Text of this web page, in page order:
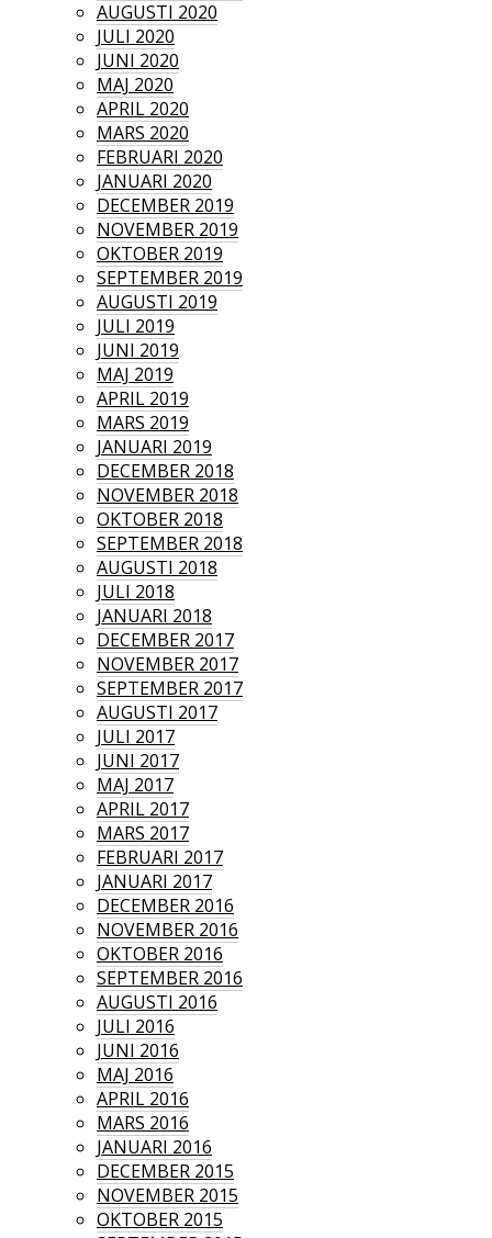
AUGUSTI 2020
JULI 2020
JUNI 2020
MAJ 2020
APRIL 2020
MARS 2020
FEBRUARI 2020
JANUARI 2020
DECEMBER 2019
NOVEMBER 2019
OKTOBER 2019
SEPTEMBER 2019
AUGUSTI 2019
JULI 2019
JUNI 2019
MAJ 2019
APRIL 2019
MARS 2019
JANUARI 2019
DECEMBER 2018
NOVEMBER 2018
OKTOBER 2018
SEPTEMBER 2018
AUGUSTI 2018
JULI 2018
JANUARI 2018
DECEMBER 2017
NOVEMBER 2017
SEPTEMBER 2017
AUGUSTI 2017
JULI 2017
JUNI 2017
MAJ 2017
APRIL 2017
MARS 2017
FEBRUARI 2017
JANUARI 2017
DECEMBER 2016
NOVEMBER 2016
OKTOBER 2016
SEPTEMBER 2016
AUGUSTI 2016
JULI 2016
JUNI 2016
MAJ 2016
APRIL 2016
MARS 2016
JANUARI 2016
DECEMBER 2015
NOVEMBER 2015
OKTOBER 2015